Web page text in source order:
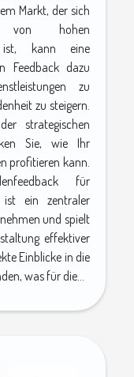
Markt, der sich
hohen
ist, kann eine
Feedback dazu
zu
zu steigern.
strategischen
Sie, wie Ihr
profitieren kann.
für
ist ein zentraler
und spielt
effektiver
Einblicke in die
was für die...